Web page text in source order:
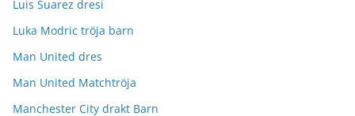
Luis Suarez dresi
Luka Modric tröja barn
Man United dres
Man United Matchtröja
Manchester City drakt Barn